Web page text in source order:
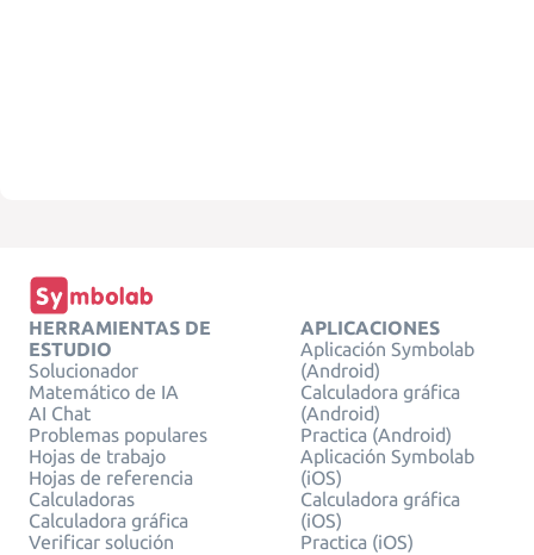
HERRAMIENTAS DE
ESTUDIO
Solucionador
Matemático de IA
AI Chat
Problemas populares
Hojas de trabajo
Hojas de referencia
Calculadoras
Calculadora gráfica
Verificar solución
APLICACIONES
Aplicación Symbolab
(Android)
Calculadora gráfica
(Android)
Practica (Android)
Aplicación Symbolab
(iOS)
Calculadora gráfica
(iOS)
Practica (iOS)